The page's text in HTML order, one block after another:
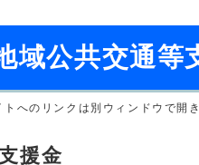
域公共交通等
トへのリンクは別ウィンドウで開
援金